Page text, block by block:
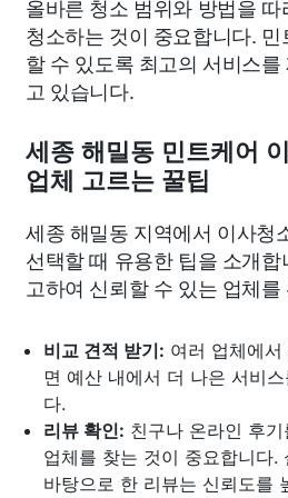
올바른 청소 범위와 방법을
청소하는 것이 중요합니다.
할 수 있도록 최고의 서비스
고 있습니다.
세종 해밀동 민트케어
업체 고르는 꿀팁
세종 해밀동 지역에서 이사청
선택할 때 유용한 팁을 소개
고하여 신뢰할 수 있는 업체
비교 견적 받기: 여러 업체에
면 예산 내에서 더 나은 서비
다.
리뷰 확인: 친구나 온라인 후
업체를 찾는 것이 중요합니다.
바탕으로 한 리뷰는 신뢰도를